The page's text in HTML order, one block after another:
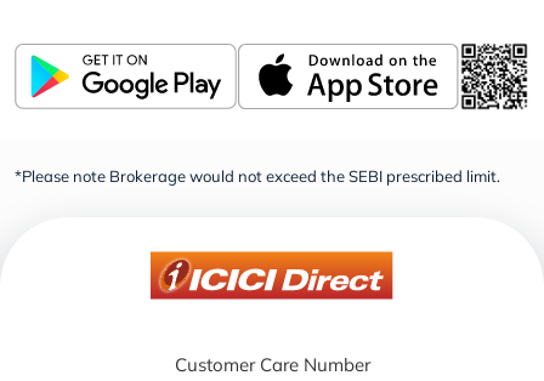
*Please note Brokerage would not exceed the SEBI prescribed limit.
Customer Care Number